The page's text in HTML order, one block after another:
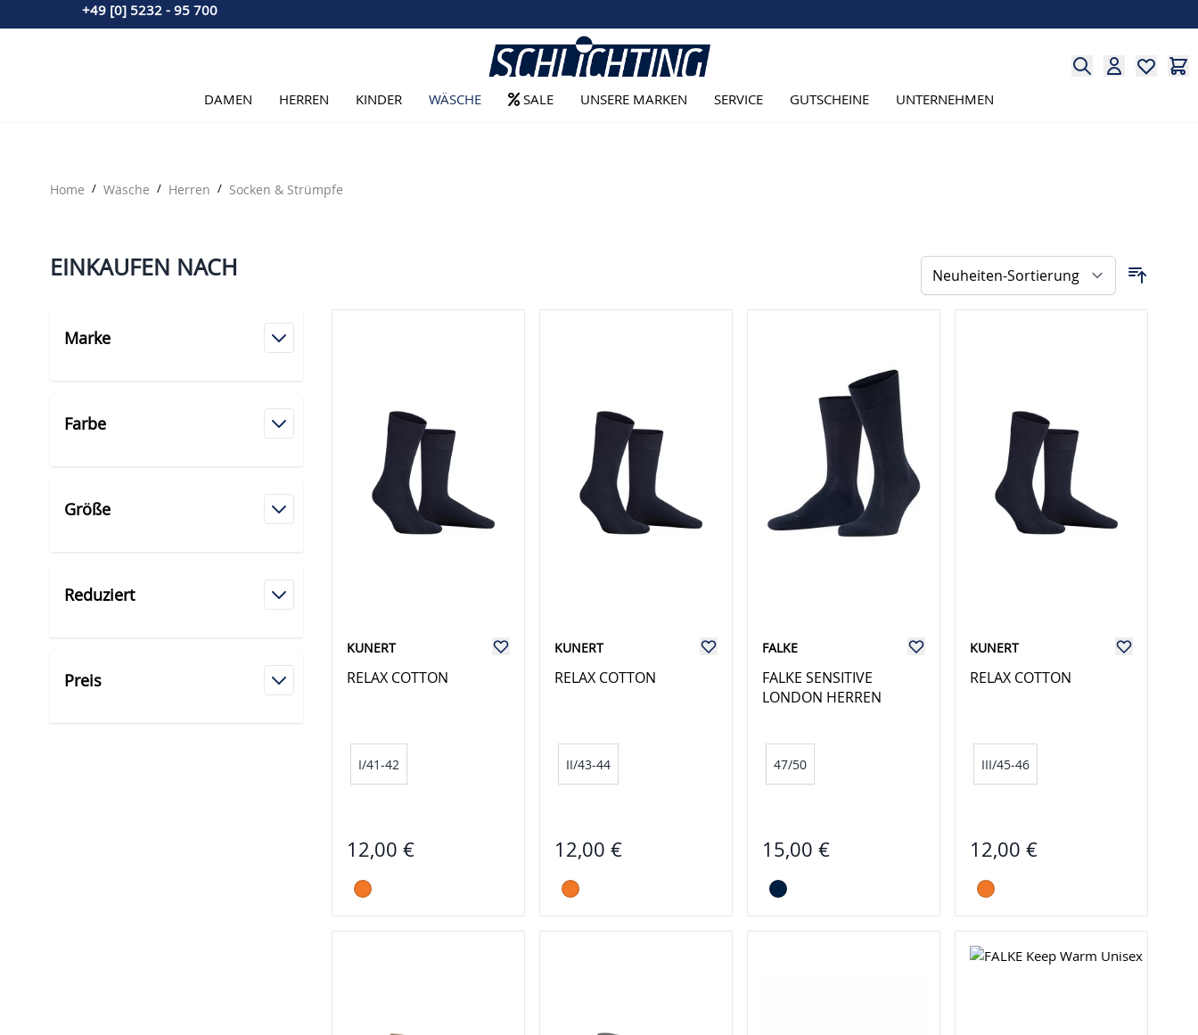
+49 [0] 5232 - 95 700
DAMEN HERREN KINDER WÄSCHE SALE UNSERE MARKEN SERVICE GUTSCHEINE UNTERNEHMEN
Home / Wäsche / Herren / Socken & Strümpfe
EINKAUFEN NACH
Marke
Farbe
Größe
Reduziert
Preis
KUNERT
RELAX COTTON
I/41-42
12,00 €
KUNERT
RELAX COTTON
II/43-44
12,00 €
FALKE
FALKE SENSITIVE
LONDON HERREN
47/50
15,00 €
KUNERT
RELAX COTTON
III/45-46
12,00 €